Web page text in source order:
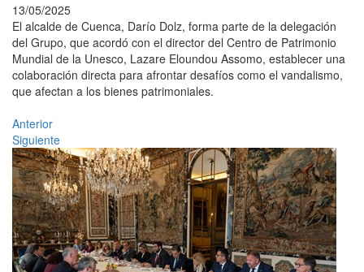
13/05/2025
El alcalde de Cuenca, Darío Dolz, forma parte de la delegación
del Grupo, que acordó con el director del Centro de Patrimonio
Mundial de la Unesco, Lazare Eloundou Assomo, establecer una
colaboración directa para afrontar desafíos como el vandalismo,
que afectan a los bienes patrimoniales.
Anterior
Siguiente